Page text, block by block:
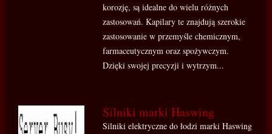
korozję, są idealne do wielu różnych
zastosowań. Kapilary te znajdują szerokie
zastosowanie w przemyśle chemicznym,
farmaceutycznym oraz spożywczym.
Dzięki swojej precyzji i wytrzym...
Silniki marki Haswing
Silniki elektryczne do łodzi marki Haswing